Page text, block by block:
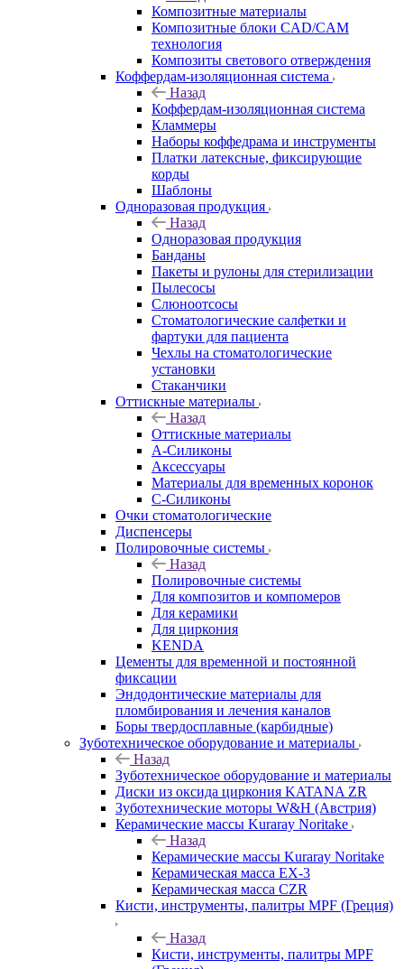
Композитные материалы
Композитные блоки CAD/СAM
технология
Композиты светового отверждения
Коффердам-изоляционная система
Назад
Коффердам-изоляционная система
Кламмеры
Наборы коффедрама и инструменты
Платки латексные, фиксирующие
корды
Шаблоны
Одноразовая продукция
Назад
Одноразовая продукция
Банданы
Пакеты и рулоны для стерилизации
Пылесосы
Слюноотсосы
Стоматологические салфетки и
фартуки для пациента
Чехлы на стоматологические
установки
Стаканчики
Оттискные материалы
Назад
Оттискные материалы
А-Силиконы
Аксессуары
Материалы для временных коронок
С-Силиконы
Очки стоматологические
Диспенсеры
Полировочные системы
Назад
Полировочные системы
Для композитов и компомеров
Для керамики
Для циркония
KENDA
Цементы для временной и постоянной
фиксации
Эндодонтические материалы для
пломбирования и лечения каналов
Боры твердосплавные (карбидные)
Зуботехническое оборудование и материалы
Назад
Зуботехническое оборудование и материалы
Диски из оксида циркония KATANA ZR
Зуботехнические моторы W&H (Австрия)
Керамические массы Kuraray Noritake
Назад
Керамические массы Kuraray Noritake
Керамическая масса EX-3
Керамическая масса CZR
Кисти, инструменты, палитры MPF (Греция)
Назад
Кисти, инструменты, палитры MPF